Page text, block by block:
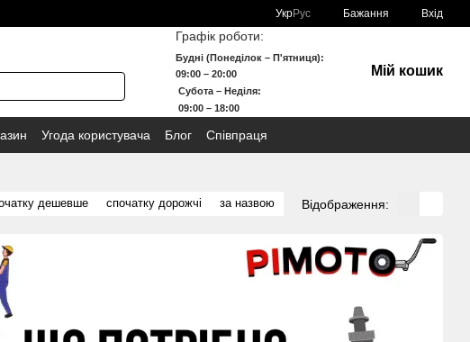
УкрРус Бажання Вхід
Графік роботи:
Будні (Понеділок – П'ятниця):
09:00 – 20:00
Субота – Неділя:
09:00 – 18:00
Мій кошик
Угода користувача Блог Співпраця
дешевше спочатку дорожчі за назвою Відображення: